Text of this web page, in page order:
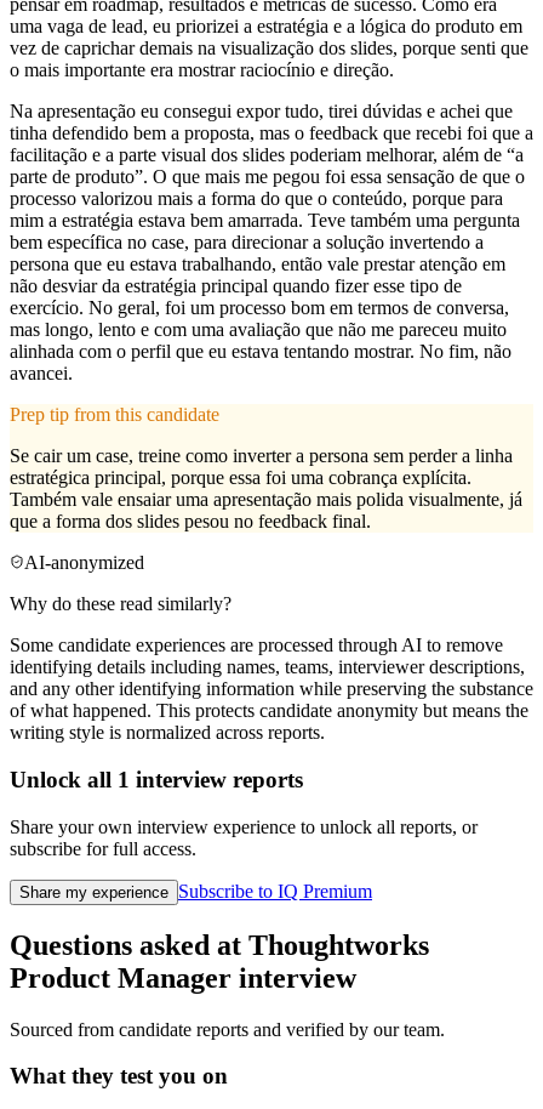
pensar em roadmap, resultados e métricas de sucesso. Como era
uma vaga de lead, eu priorizei a estratégia e a lógica do produto em
vez de caprichar demais na visualização dos slides, porque senti que
o mais importante era mostrar raciocínio e direção.
Na apresentação eu consegui expor tudo, tirei dúvidas e achei que
tinha defendido bem a proposta, mas o feedback que recebi foi que a
facilitação e a parte visual dos slides poderiam melhorar, além de “a
parte de produto”. O que mais me pegou foi essa sensação de que o
processo valorizou mais a forma do que o conteúdo, porque para
mim a estratégia estava bem amarrada. Teve também uma pergunta
bem específica no case, para direcionar a solução invertendo a
persona que eu estava trabalhando, então vale prestar atenção em
não desviar da estratégia principal quando fizer esse tipo de
exercício. No geral, foi um processo bom em termos de conversa,
mas longo, lento e com uma avaliação que não me pareceu muito
alinhada com o perfil que eu estava tentando mostrar. No fim, não
avancei.
Prep tip from this candidate
Se cair um case, treine como inverter a persona sem perder a linha
estratégica principal, porque essa foi uma cobrança explícita.
Também vale ensaiar uma apresentação mais polida visualmente, já
que a forma dos slides pesou no feedback final.
AI-anonymized
Why do these read similarly?
Some candidate experiences are processed through AI to remove
identifying details including names, teams, interviewer descriptions,
and any other identifying information while preserving the substance
of what happened. This protects candidate anonymity but means the
writing style is normalized across reports.
Unlock all 1 interview reports
Share your own interview experience to unlock all reports, or
subscribe for full access.
Share my experience Subscribe to IQ Premium
Questions asked at Thoughtworks
Product Manager interview
Sourced from candidate reports and verified by our team.
What they test you on